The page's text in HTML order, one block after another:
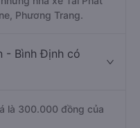
nhà xe Tài Phát
Phương Trang.
- Bình Định có